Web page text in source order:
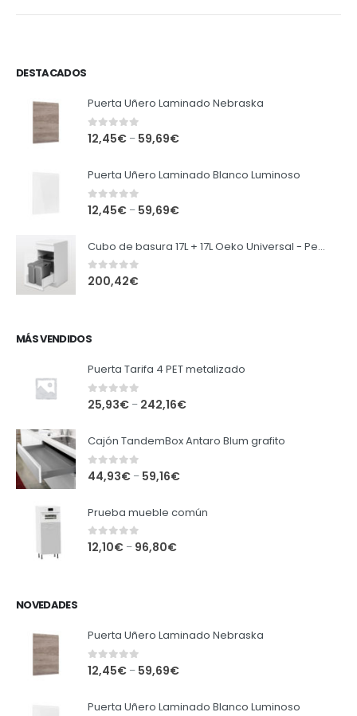
DESTACADOS
Puerta Uñero Laminado Nebraska
0out of 5
12,45€ – 59,69€
Puerta Uñero Laminado Blanco Luminoso
0out of 5
12,45€ – 59,69€
Cubo de basura 17L + 17L Oeko Universal - Peka
0out of 5
200,42€
MÁS VENDIDOS
Puerta Tarifa 4 PET metalizado
0out of 5
25,93€ – 242,16€
Cajón TandemBox Antaro Blum grafito
0out of 5
44,93€ – 59,16€
Prueba mueble común
0out of 5
12,10€ – 96,80€
NOVEDADES
Puerta Uñero Laminado Nebraska
0out of 5
12,45€ – 59,69€
Puerta Uñero Laminado Blanco Luminoso